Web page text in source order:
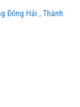
Đông Hải , Thành